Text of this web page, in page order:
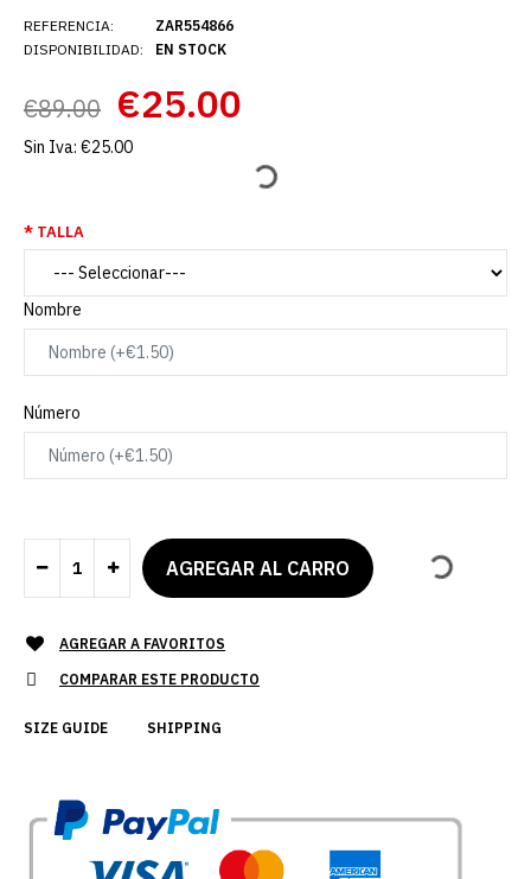
REFERENCIA:
DISPONIBILIDAD:
ZAR554866
EN STOCK
€89.00 €25.00
Sin Iva: €25.00
TALLA
Nombre
Número
AGREGAR A FAVORITOS
COMPARAR ESTE PRODUCTO
SIZE GUIDE SHIPPING